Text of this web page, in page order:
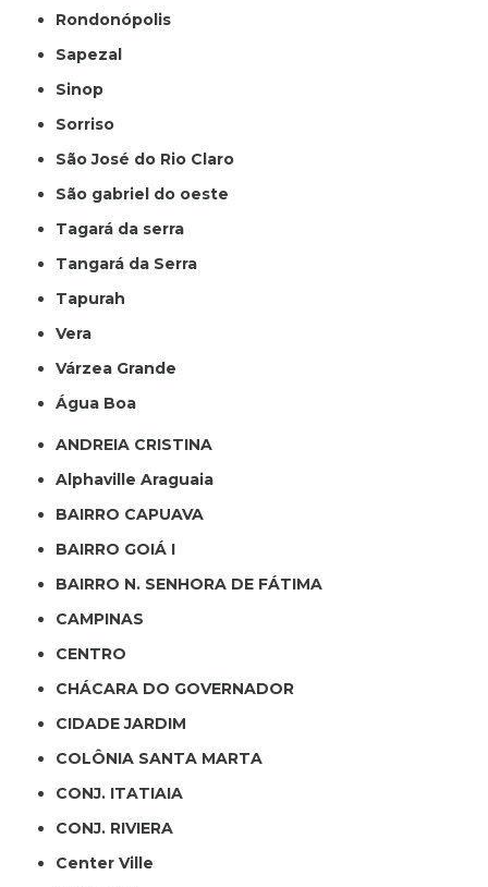
Rondonópolis
Sapezal
Sinop
Sorriso
São José do Rio Claro
São gabriel do oeste
Tagará da serra
Tangará da Serra
Tapurah
Vera
Várzea Grande
Água Boa
ANDREIA CRISTINA
Alphaville Araguaia
BAIRRO CAPUAVA
BAIRRO GOIÁ I
BAIRRO N. SENHORA DE FÁTIMA
CAMPINAS
CENTRO
CHÁCARA DO GOVERNADOR
CIDADE JARDIM
COLÔNIA SANTA MARTA
CONJ. ITATIAIA
CONJ. RIVIERA
Center Ville